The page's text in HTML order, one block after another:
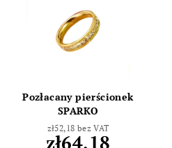
Pozłacany pierścionek
SPARKO
zł52,18 bez VAT
zł64,18